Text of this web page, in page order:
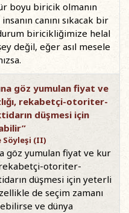
boyu biricik olmanın
canını sıkacak bir
biricikliğimize helal
değil, eğer asıl mesele
göz yumulan fiyat ve
rekabetçi-otoriter-
düşmesi için
Söyleşi (II)
göz yumulan fiyat ve kur
rekabetçi-otoriter-
düşmesi için yeterli
de seçim zamanı
ve dünya